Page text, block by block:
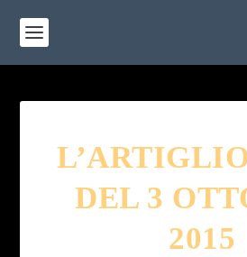
DEL 3
2015